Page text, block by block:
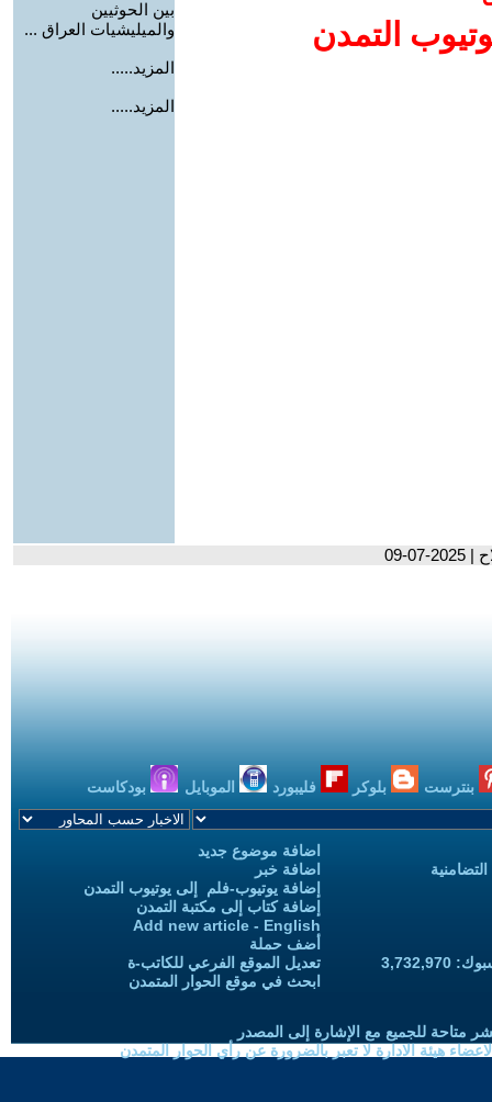
التمدن
بين الحوثيين
والميليشيات العراق ...
المزيد.....
المزيد.....
09
بنترست بلوكر فليبورد الموبايل بودكاست
اضافة موضوع جديد
اضافة خبر
إضافة يوتيوب-فلم إلى يوتيوب التمدن
إضافة كتاب إلى مكتبة التمدن
Add new article - English
أضف حملة
تعديل الموقع الفرعي للكاتب-ة
ابحث في موقع الحوار المتمدن
متاحة للجميع مع الإشارة إلى المصدر
هيئة الادارة لا تعبر بالضرورة عن رأي الحوار المتمدن